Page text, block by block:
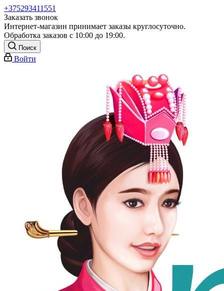
+375293411551
Заказать звонок
Интернет-магазин принимает заказы круглосуточно.
Обработка заказов с 10:00 до 19:00.
Поиск
Войти